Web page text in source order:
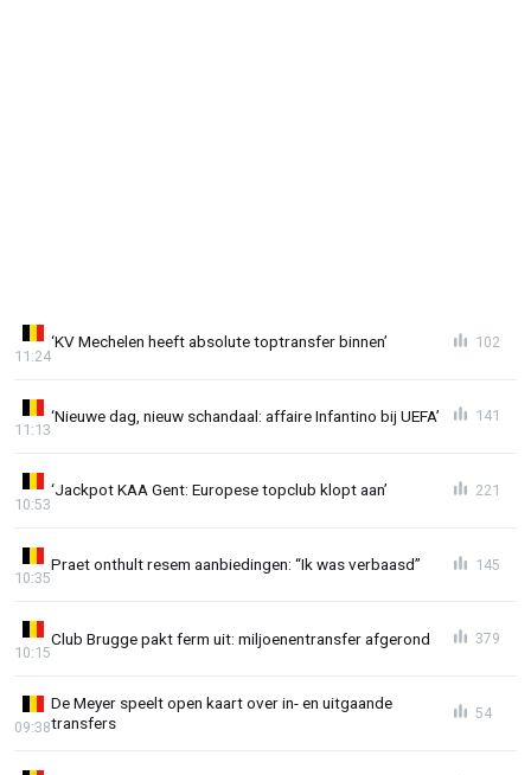
‘KV Mechelen heeft absolute toptransfer binnen’
11:24
102
‘Nieuwe dag, nieuw schandaal: affaire Infantino bij UEFA’
11:13
141
‘Jackpot KAA Gent: Europese topclub klopt aan’
10:53
221
Praet onthult resem aanbiedingen: “Ik was verbaasd”
10:35
145
Club Brugge pakt ferm uit: miljoenentransfer afgerond
10:15
379
De Meyer speelt open kaart over in- en uitgaande
transfers
09:38
54